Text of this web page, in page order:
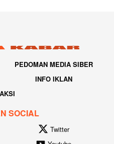
PEDOMAN MEDIA SIBER
INFO IKLAN
SOCIAL
Twitter